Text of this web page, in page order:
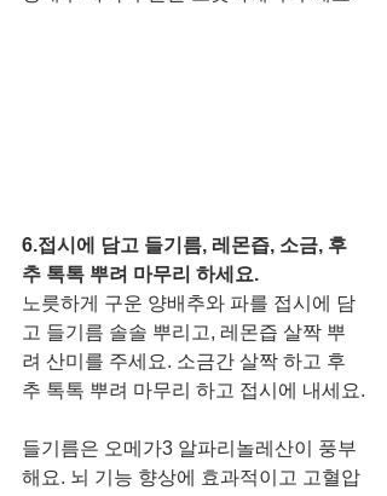
6.접시에 담고 들기름, 레몬즙, 소금, 후
추 톡톡 뿌려 마무리 하세요.
노릇하게 구운 양배추와 파를 접시에 담
고 들기름 솔솔 뿌리고, 레몬즙 살짝 뿌
려 산미를 주세요. 소금간 살짝 하고 후
추 톡톡 뿌려 마무리 하고 접시에 내세요.
들기름은 오메가3 알파리놀레산이 풍부
해요. 뇌 기능 향상에 효과적이고 고혈압